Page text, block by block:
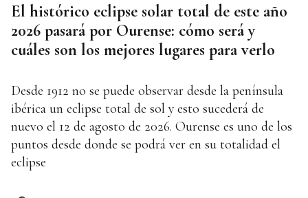
El histórico eclipse solar total de este año
2026 pasará por Ourense: cómo será y
cuáles son los mejores lugares para verlo
Desde 1912 no se puede observar desde la península
ibérica un eclipse total de sol y esto sucederá de
nuevo el 12 de agosto de 2026. Ourense es uno de los
puntos desde donde se podrá ver en su totalidad el
eclipse